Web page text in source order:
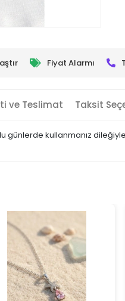
Fiyat Alarmı
ve Teslimat Taksit
günlerde kullanmanız